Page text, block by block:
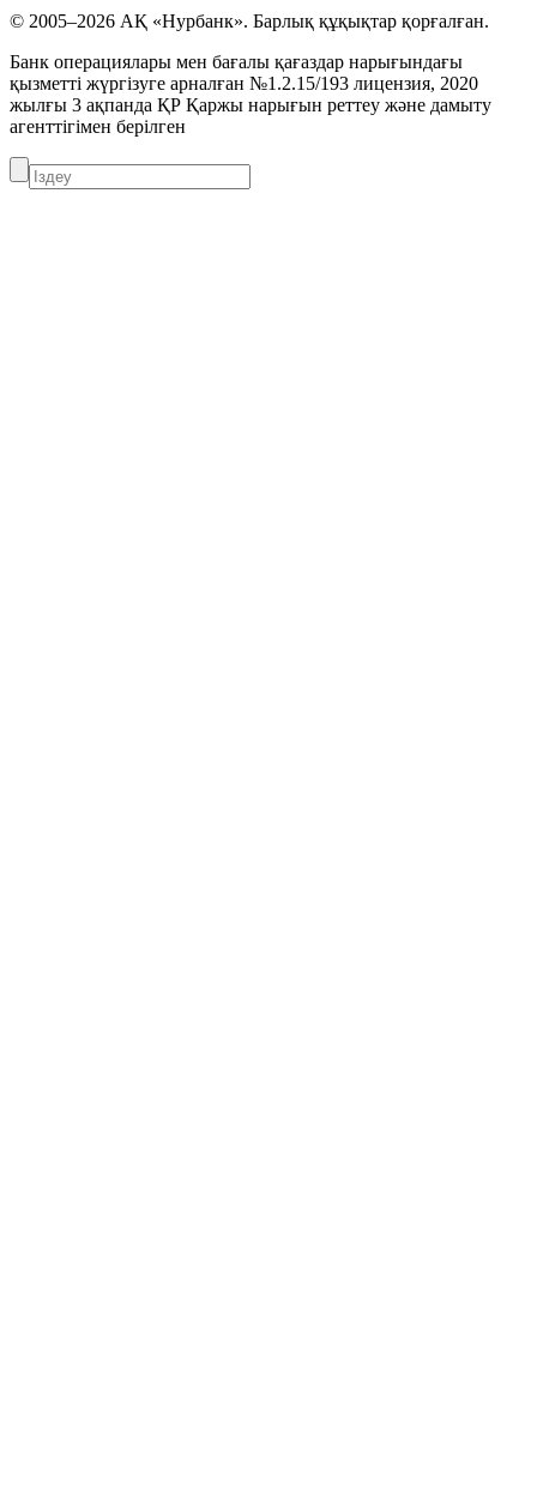
© 2005–2026 АҚ «Нурбанк». Барлық құқықтар қорғалған.
Банк операциялары мен бағалы қағаздар нарығындағы
қызметті жүргізуге арналған №1.2.15/193 лицензия, 2020
жылғы 3 ақпанда ҚР Қаржы нарығын реттеу және дамыту
агенттігімен берілген